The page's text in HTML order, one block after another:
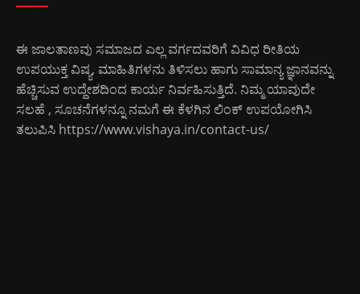
ಈ ಜಾಲತಾಣವು ಸಮಾಜದ ಎಲ್ಲ ವರ್ಗದವರಿಗೆ ವಿವಿಧ ರೀತಿಯ
ಉಪಯುಕ್ತ ವಿಷ್ಯ, ಮಾಹಿತಿಗಳನು ತಿಳಿಸಲು ಹಾಗು ಸಾಮಾನ್ಯ ಜ್ಞಾನವನ್ನು
ಹೆಚ್ಚಿಸುವ ಉದ್ದೇಶದಿಂದ ಕಾರ್ಯ ನಿರ್ವಹಿಸುತ್ತಿದೆ. ನಿಮ್ಮ ಯಾವುದೇ
ಸಲಹೆ , ಸೂಚನೆಗಳನ್ನೂ ನಮಗೆ ಈ ಕೆಳಗಿನ ಲಿಂಕ್ ಉಪಯೋಗಿಸಿ
ತಲುಪಿಸಿ https://www.vishaya.in/contact-us/